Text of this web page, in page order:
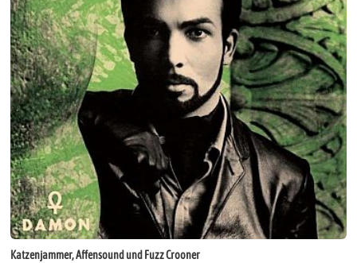
Katzenjammer, Affensound und Fuzz Crooner